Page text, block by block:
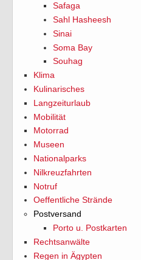
Safaga
Sahl Hasheesh
Sinai
Soma Bay
Souhag
Klima
Kulinarisches
Langzeiturlaub
Mobilität
Motorrad
Museen
Nationalparks
Nilkreuzfahrten
Notruf
Oeffentliche Strände
Postversand
Porto u. Postkarten
Rechtsanwälte
Regen in Ägypten